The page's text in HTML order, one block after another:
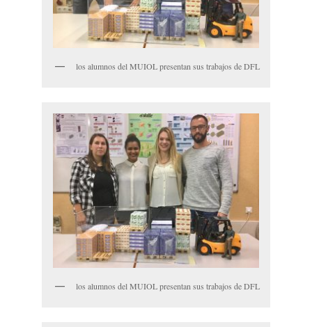
los alumnos del MUIOL presentan sus trabajos de DFL
los alumnos del MUIOL presentan sus trabajos de DFL